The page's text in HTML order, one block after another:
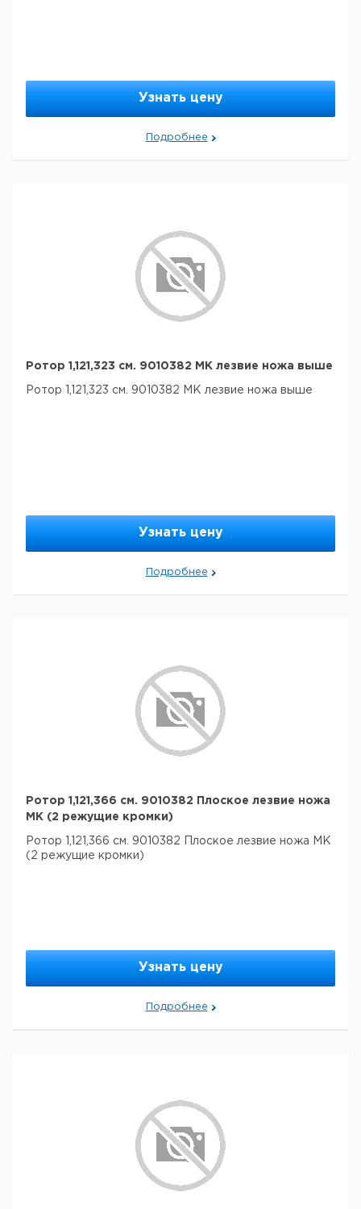
Узнать цену
Подробнее
Ротор 1,121,323 см. 9010382 MK лезвие ножа выше
Ротор 1,121,323 см. 9010382 MK лезвие ножа выше
Узнать цену
Подробнее
Ротор 1,121,366 см. 9010382 Плоское лезвие ножа
МК (2 режущие кромки)
Ротор 1,121,366 см. 9010382 Плоское лезвие ножа МК
(2 режущие кромки)
Узнать цену
Подробнее